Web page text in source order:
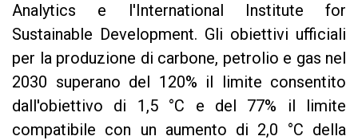
Analytics e l'International Institute for
Sustainable Development. Gli obiettivi ufficiali
per la produzione di carbone, petrolio e gas nel
2030 superano del 120% il limite consentito
dall'obiettivo di 1,5 °C e del 77% il limite
compatibile con un aumento di 2,0 °C della